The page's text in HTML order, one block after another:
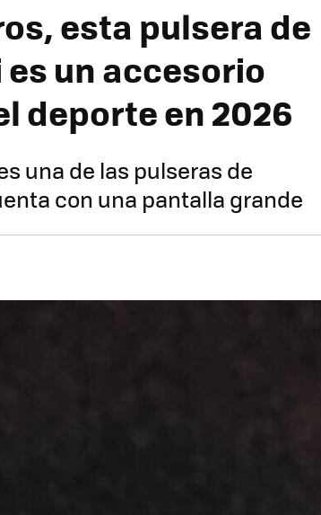
esta pulsera de
un accesorio
deporte en 2026
una de las pulseras de
con una pantalla grande